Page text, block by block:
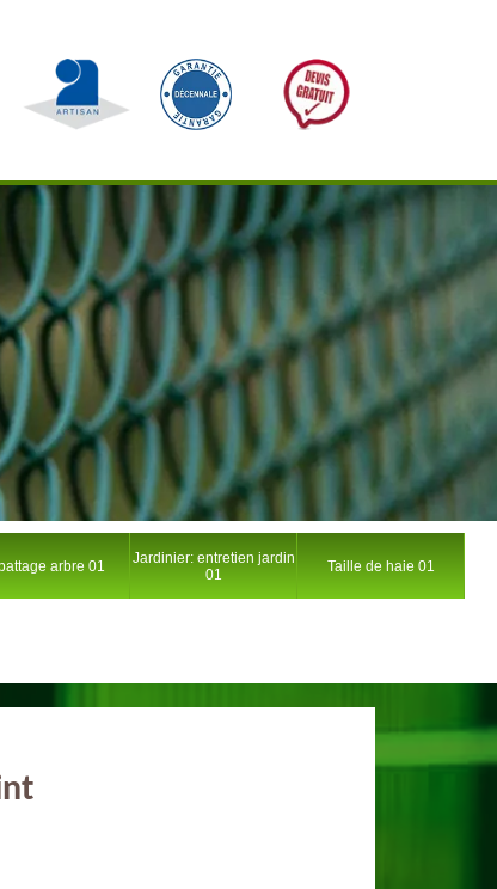
arbre 01
Jardinier: entretien jardin
01
Taille de haie 01